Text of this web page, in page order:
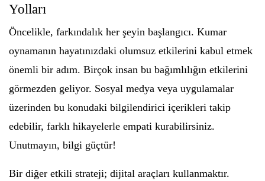
Yolları
Öncelikle, farkındalık her şeyin başlangıcı. Kumar
oynamanın hayatınızdaki olumsuz etkilerini kabul etmek
önemli bir adım. Birçok insan bu bağımlılığın etkilerini
görmezden geliyor. Sosyal medya veya uygulamalar
üzerinden bu konudaki bilgilendirici içerikleri takip
edebilir, farklı hikayelerle empati kurabilirsiniz.
Unutmayın, bilgi güçtür!
Bir diğer etkili strateji; dijital araçları kullanmaktır.